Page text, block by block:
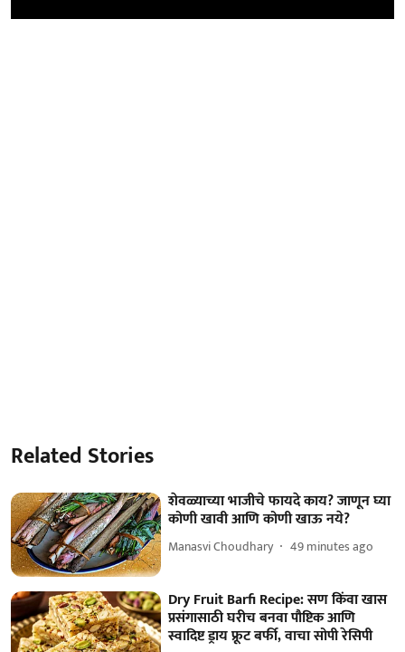
Related Stories
शेवळ्याच्या भाजीचे फायदे काय? जाणून घ्या
कोणी खावी आणि कोणी खाऊ नये?
Manasvi Choudhary 49 minutes ago
Dry Fruit Barfi Recipe: सण किंवा खास
प्रसंगासाठी घरीच बनवा पौष्टिक आणि
स्वादिष्ट ड्राय फ्रूट बर्फी, वाचा सोपी रेसिपी